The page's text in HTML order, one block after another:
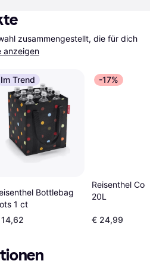
zusammengestellt, die für dich
anzeigen
Im Trend
Bottlebag
1 ct
-17%
Reisenthel
20L
€ 24,99